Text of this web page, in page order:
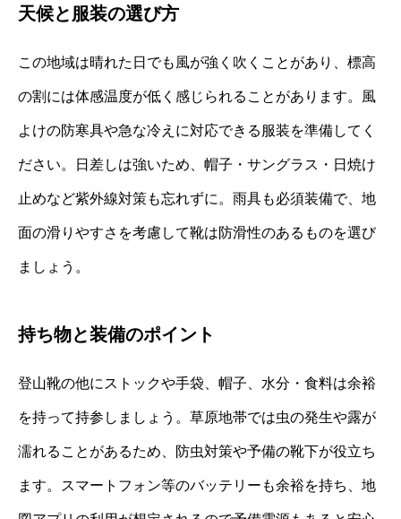
天候と服装の選び方
この地域は晴れた日でも風が強く吹くことがあり、標高
の割には体感温度が低く感じられることがあります。風
よけの防寒具や急な冷えに対応できる服装を準備してく
ださい。日差しは強いため、帽子・サングラス・日焼け
止めなど紫外線対策も忘れずに。雨具も必須装備で、地
面の滑りやすさを考慮して靴は防滑性のあるものを選び
ましょう。
持ち物と装備のポイント
登山靴の他にストックや手袋、帽子、水分・食料は余裕
を持って持参しましょう。草原地帯では虫の発生や露が
濡れることがあるため、防虫対策や予備の靴下が役立ち
ます。スマートフォン等のバッテリーも余裕を持ち、地